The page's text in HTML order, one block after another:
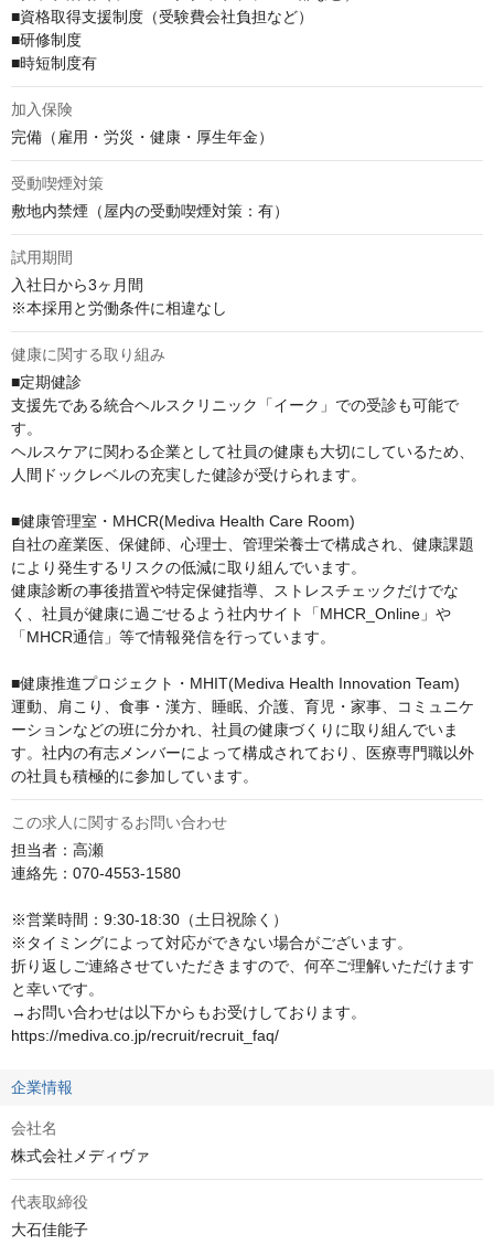
■資格取得⽀援制度（受験費会社負担など）
■研修制度
■時短制度有
加入保険
完備（雇⽤・労災・健康・厚⽣年⾦）
受動喫煙対策
敷地内禁煙（屋内の受動喫煙対策：有）
試用期間
入社日から3ヶ月間
※本採用と労働条件に相違なし
健康に関する取り組み
■定期健診
⽀援先である統合ヘルスクリニック「イーク」での受診も可能で
す。
ヘルスケアに関わる企業として社員の健康も⼤切にしているため、
人間ドックレベルの充実した健診が受けられます。
■健康管理室・MHCR(Mediva Health Care Room)
自社の産業医、保健師、心理士、管理栄養士で構成され、健康課題
により発生するリスクの低減に取り組んでいます。
健康診断の事後措置や特定保健指導、ストレスチェックだけでな
く、社員が健康に過ごせるよう社内サイト「MHCR_Online」や
「MHCR通信」等で情報発信を行っています。
■健康推進プロジェクト・MHIT(Mediva Health Innovation Team)
運動、肩こり、食事・漢方、睡眠、介護、育児・家事、コミュニケ
ーションなどの班に分かれ、社員の健康づくりに取り組んでいま
す。社内の有志メンバーによって構成されており、医療専門職以外
の社員も積極的に参加しています。
この求人に関するお問い合わせ
担当者：高瀬
連絡先：070-4553-1580
※営業時間：9:30-18:30（土日祝除く）
※タイミングによって対応ができない場合がございます。
折り返しご連絡させていただきますので、何卒ご理解いただけます
と幸いです。
→お問い合わせは以下からもお受けしております。
https://mediva.co.jp/recruit/recruit_faq/
企業情報
会社名
株式会社メディヴァ
代表取締役
大石佳能子